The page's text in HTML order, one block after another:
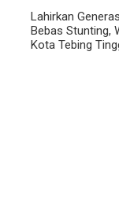
Lahirkan
Bebas Stunting,
Kota Tebing